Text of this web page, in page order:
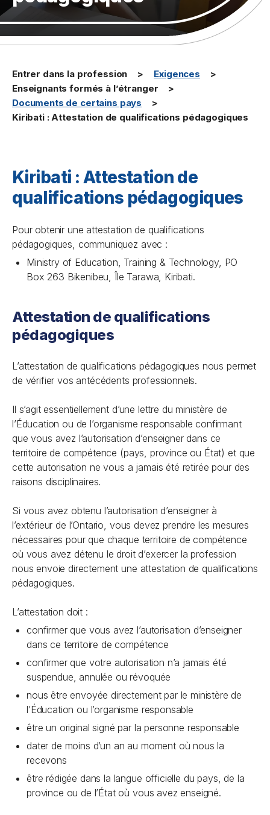
Entrer dans la profession
Exigences
Enseignants formés à l’étranger
Documents de certains pays
Kiribati : Attestation de qualifications pédagogiques
Kiribati : Attestation de
qualifications pédagogiques
Pour obtenir une attestation de qualifications
pédagogiques, communiquez avec :
Ministry of Education, Training & Technology, PO
Box 263 Bikenibeu, Île Tarawa, Kiribati.
Attestation de qualifications
pédagogiques
L’attestation de qualifications pédagogiques nous permet
de vérifier vos antécédents professionnels.
Il s’agit essentiellement d’une lettre du ministère de
l’Éducation ou de l’organisme responsable confirmant
que vous avez l’autorisation d’enseigner dans ce
territoire de compétence (pays, province ou État) et que
cette autorisation ne vous a jamais été retirée pour des
raisons disciplinaires.
Si vous avez obtenu l’autorisation d’enseigner à
l’extérieur de l’Ontario, vous devez prendre les mesures
nécessaires pour que chaque territoire de compétence
où vous avez détenu le droit d’exercer la profession
nous envoie directement une attestation de qualifications
pédagogiques.
L’attestation doit :
confirmer que vous avez l’autorisation d’enseigner
dans ce territoire de compétence
confirmer que votre autorisation n’a jamais été
suspendue, annulée ou révoquée
nous être envoyée directement par le ministère de
l’Éducation ou l’organisme responsable
être un original signé par la personne responsable
dater de moins d’un an au moment où nous la
recevons
être rédigée dans la langue officielle du pays, de la
province ou de l’État où vous avez enseigné.